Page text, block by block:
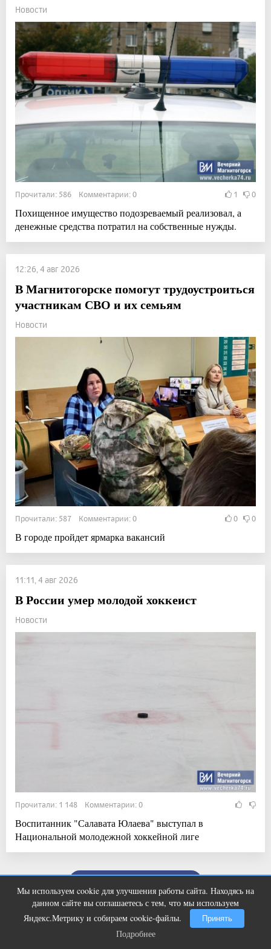
Новости
Прочитали: 586 Комментарии: 0 1 0
Похищенное имущество подозреваемый реализовал, а
денежные средства потратил на собственные нужды.
12:26, 4 авг 2026
В Магнитогорске помогут трудоустроиться
участникам СВО и их семьям
Новости
Прочитали: 587 Комментарии: 0 0 0
В городе пройдет ярмарка вакансий
11:11, 4 авг 2026
В России умер молодой хоккеист
Новости
Прочитали: 1 148 Комментарии: 0
Воспитанник "Салавата Юлаева" выступал в
Национальной молодежной хоккейной лиге
Мы используем cookie для улучшения работы сайта. Находясь на
данном сайте вы соглашаетесь с тем, что мы используем
Яндекс.Метрику и собираем cookie-файлы.
Принять
Подробнее
Ногти будут чистыми! Домашний
метод убьет грибок, возьмите 3%-ю…
Подробнее